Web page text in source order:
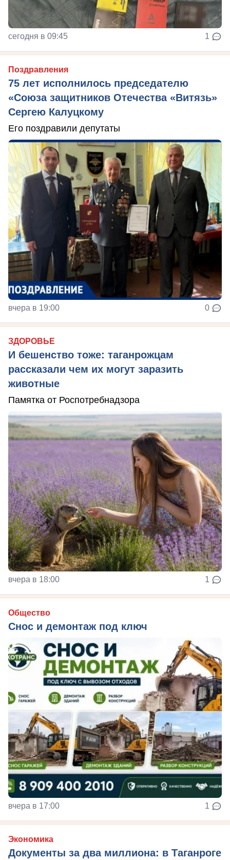
сегодня в 09:45 1
Поздравления
75 лет исполнилось председателю
«Союза защитников Отечества «Витязь»
Сергею Калуцкому
Его поздравили депутаты
вчера в 19:00 0
ЗДОРОВЬЕ
И бешенство тоже: таганрожцам
рассказали чем их могут заразить
животные
Памятка от Роспотребнадзора
вчера в 18:00 1
Общество
Снос и демонтаж под ключ
вчера в 17:00 1
Экономика
Документы за два миллиона: в Таганроге